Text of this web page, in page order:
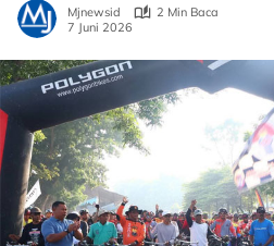
Mjnewsid
2 Min Baca
7 Juni 2026